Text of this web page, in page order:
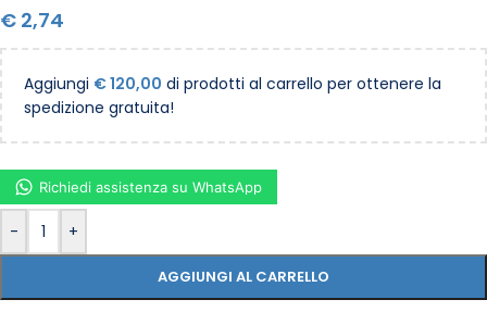
€ 2,74
Aggiungi €120,00 di prodotti al carrello per ottenere la
spedizione gratuita!
- +
AGGIUNGI AL CARRELLO
Richiedi assistenza su WhatsApp